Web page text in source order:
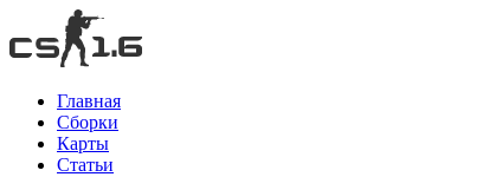
Главная
Сборки
Карты
Статьи